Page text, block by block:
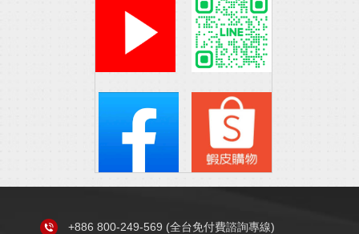
+886 800-249-569 (全台免付費諮詢專線)